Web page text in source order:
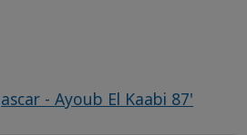
- Ayoub El Kaabi 87'